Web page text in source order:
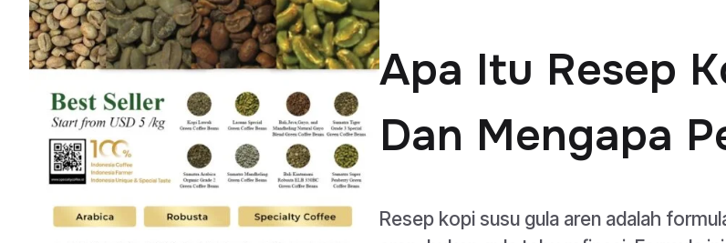
Apa Itu Resep
Dan Mengapa
Resep kopi susu gula aren adalah